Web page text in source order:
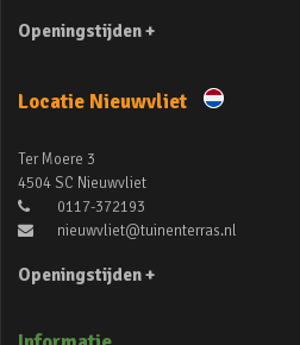
Openingstijden +
Locatie Nieuwvliet
Ter Moere 3
4504 SC Nieuwvliet
0117-372193
nieuwvliet@tuinenterras.nl
Openingstijden +